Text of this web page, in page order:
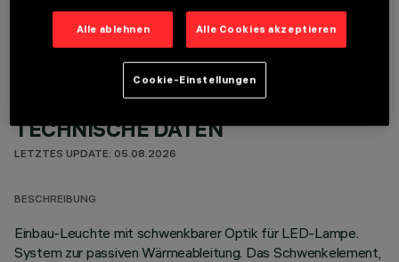
TECHNISCHE DATEN
LETZTES UPDATE: 05.08.2026
BESCHREIBUNG
Einbau-Leuchte mit schwenkbarer Optik für LED-Lampe.
System zur passiven Wärmeableitung. Das Schwenkelement,
Alle ablehnen Alle Cookies akzeptieren
Cookie-Einstellungen